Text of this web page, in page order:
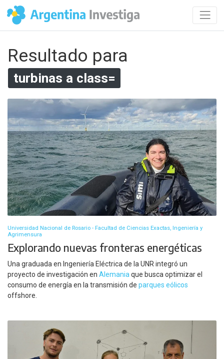
Resultado para
turbinas a class=
Universidad Nacional de Rosario - Facultad de Ciencias Exactas, Ingeniería y
Agrimensura
Explorando nuevas fronteras energéticas
Una graduada en Ingeniería Eléctrica de la UNR integró un
proyecto de investigación en Alemaniaque busca optimizar el
consumo de energía en la transmisión de parques eólicos
offshore.